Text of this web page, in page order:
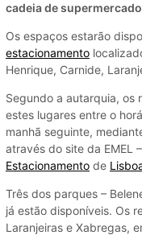
cadeia de
Os espaços estarão
estacionamento
Henrique, Carnide,
Segundo a autarquia, os
estes lugares entre o
manhã seguinte,
através do site da EMEL
Estacionamento de
Três dos parques –
já estão disponíveis. Os
Laranjeiras e Xabregas,